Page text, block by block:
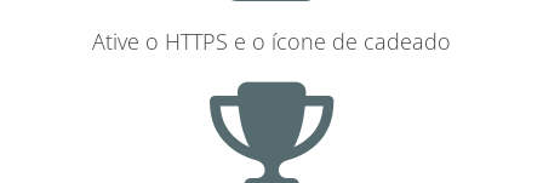
Ative o HTTPS e o ícone de cadeado